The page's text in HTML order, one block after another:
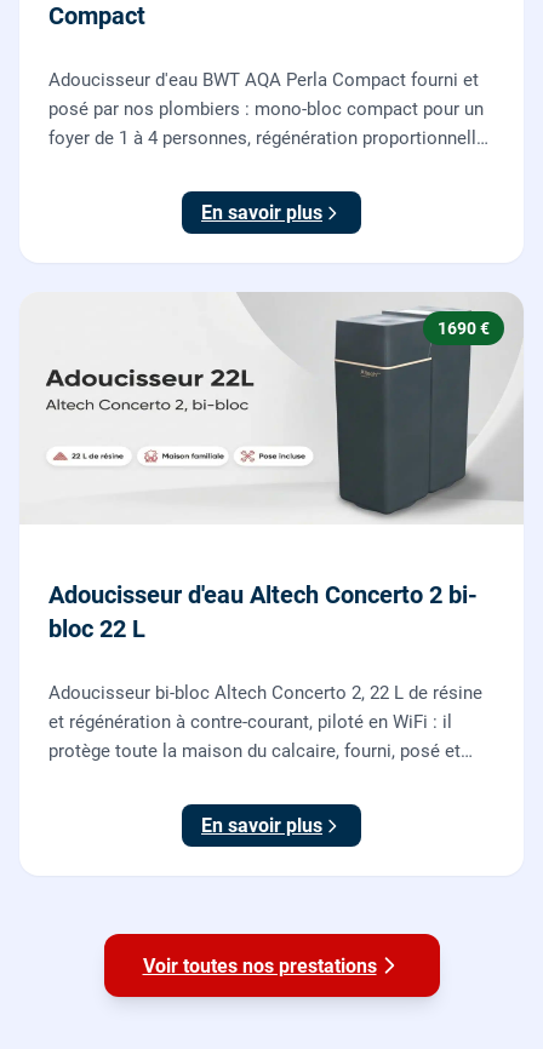
Compact
Adoucisseur d'eau BWT AQA Perla Compact fourni et
posé par nos plombiers : mono-bloc compact pour un
foyer de 1 à 4 personnes, régénération proportionnelle
toute la maison du calcaire.
En savoir plus
1690 €
Adoucisseur d'eau Altech Concerto 2 bi-
bloc 22 L
Adoucisseur bi-bloc Altech Concerto 2, 22 L de résine
et régénération à contre-courant, piloté en WiFi : il
protège toute la maison du calcaire, fourni, posé et
En savoir plus
Voir toutes nos prestations